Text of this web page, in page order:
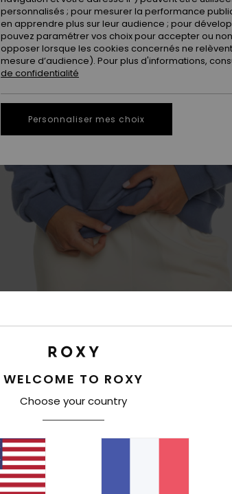
WELCOME TO ROXY
Choose your country
personnalisés ; pour mesurer la performance
en apprendre plus sur leur audience ; pour
pouvez paramétrer vos choix pour accepter ou
opposer lorsque les cookies concernés ne
mesure d’audience). Pour plus d'informations,
de confidentialité
Personnaliser mes choix